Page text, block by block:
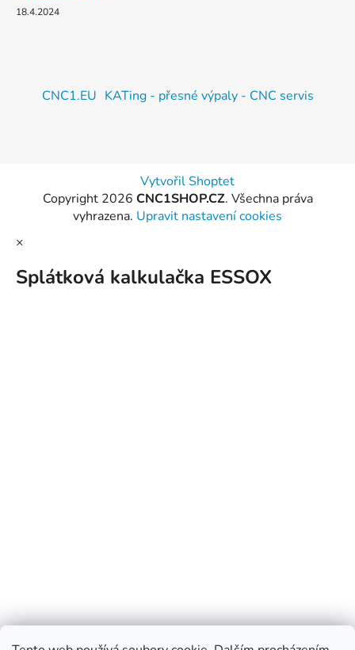
18.4.2024
CNC1.EU KATing - přesné výpaly - CNC servis
Vytvořil Shoptet
Copyright 2026 CNC1SHOP.CZ. Všechna práva
vyhrazena. Upravit nastavení cookies
×
Splátková kalkulačka ESSOX